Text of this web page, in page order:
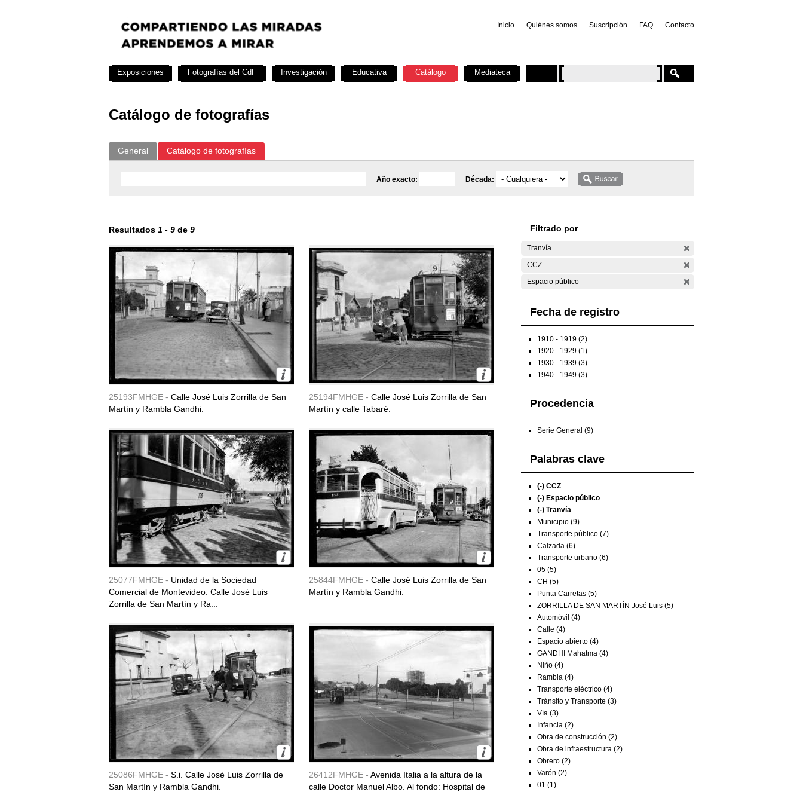
Inicio Quiénes somos Suscripción FAQ Contacto
Catálogo de fotografías
General Catálogo de fotografías
Año exacto: Década:
Resultados 1 - 9 de 9
25193FMHGE - Calle José Luis Zorrilla de San
Martín y Rambla Gandhi.
25194FMHGE - Calle José Luis Zorrilla de San
Martín y calle Tabaré.
25077FMHGE - Unidad de la Sociedad
Comercial de Montevideo. Calle José Luis
Zorrilla de San Martín y Ra...
25844FMHGE - Calle José Luis Zorrilla de San
Martín y Rambla Gandhi.
25086FMHGE - S.i. Calle José Luis Zorrilla de
San Martín y Rambla Gandhi.
26412FMHGE - Avenida Italia a la altura de la
calle Doctor Manuel Albo. Al fondo: Hospital de
Filtrado por
Tranvía
CCZ
Espacio público
Fecha de registro
1910 - 1919 (2)
1920 - 1929 (1)
1930 - 1939 (3)
1940 - 1949 (3)
Procedencia
Serie General (9)
Palabras clave
(-) CCZ
(-) Espacio público
(-) Tranvía
Municipio (9)
Transporte público (7)
Calzada (6)
Transporte urbano (6)
05 (5)
CH (5)
Punta Carretas (5)
ZORRILLA DE SAN MARTÍN José Luis (5)
Automóvil (4)
Calle (4)
Espacio abierto (4)
GANDHI Mahatma (4)
Niño (4)
Rambla (4)
Transporte eléctrico (4)
Tránsito y Transporte (3)
Vía (3)
Infancia (2)
Obra de construcción (2)
Obra de infraestructura (2)
Obrero (2)
Varón (2)
01 (1)
Exposiciones Fotografías del CdF Investigación Educativa Catálogo Mediateca